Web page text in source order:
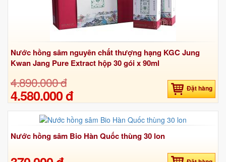
Nước hồng sâm nguyên chất thượng hạng KGC Jung
Kwan Jang Pure Extract hộp 30 gói x 90ml
4.890.000 đ
4.580.000 đ Đặt hàng
Nước hồng sâm Bio Hàn Quốc thùng 30 lon